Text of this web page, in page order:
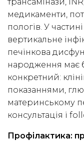
медикаменти,
пологів. У
вертикальне
печінкова
народження має
конкретний:
показаннями,
материнському
консультація і
Профілактика: